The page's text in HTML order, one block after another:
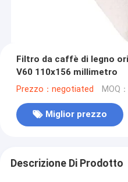
Filtro da caffè di legno
V60 110x156 millimetro
Prezzo：negotiated MOQ
Miglior prezzo
Descrizione Di Prodotto